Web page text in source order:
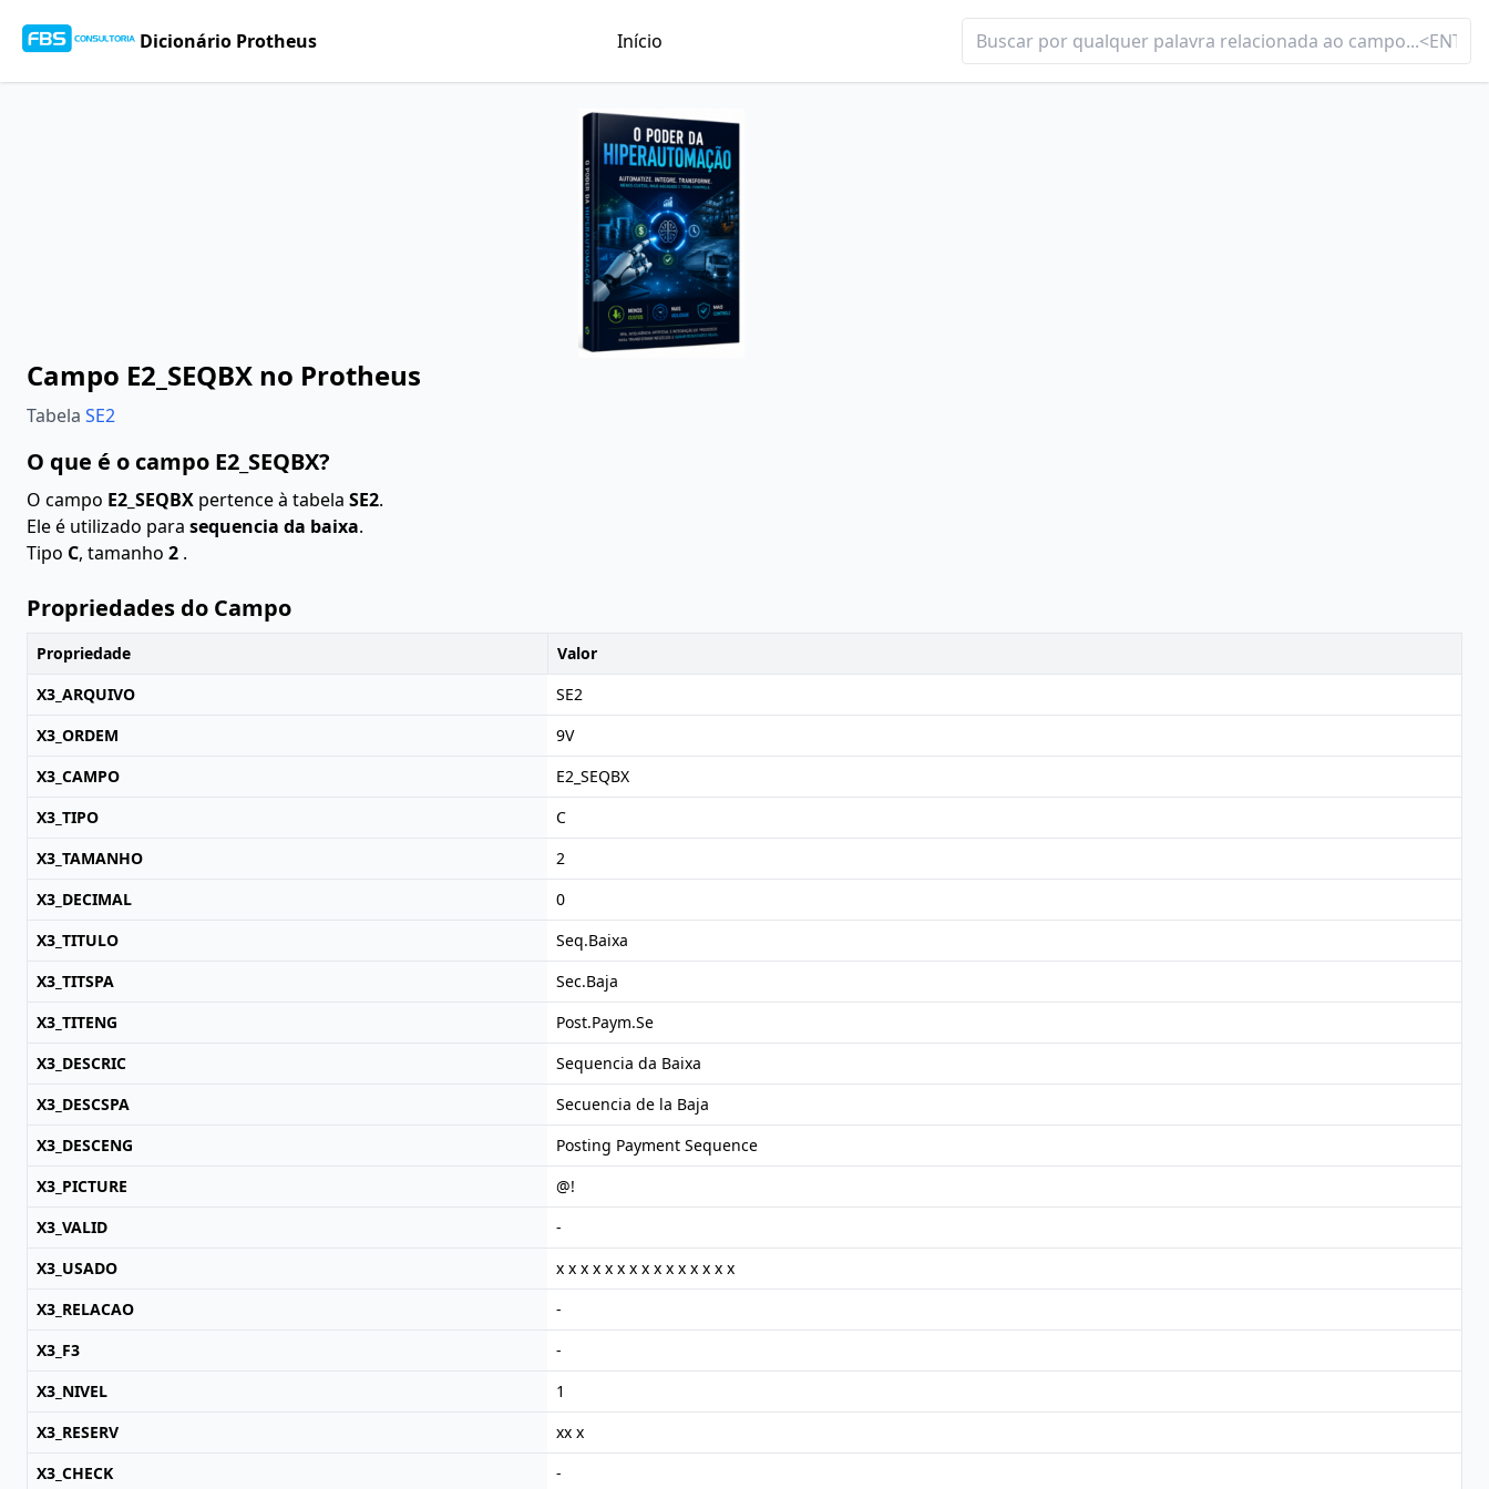
Dicionário Protheus Início
Campo E2_SEQBX no Protheus
Tabela SE2
O que é o campo E2_SEQBX?
O campo E2_SEQBX pertence à tabela SE2.
Ele é utilizado para sequencia da baixa.
Tipo C, tamanho 2 .
Propriedades do Campo
Propriedade
Valor
X3_ARQUIVO
SE2
X3_ORDEM
9V
X3_CAMPO
E2_SEQBX
X3_TIPO
C
X3_TAMANHO
2
X3_DECIMAL
0
X3_TITULO
Seq.Baixa
X3_TITSPA
Sec.Baja
X3_TITENG
Post.Paym.Se
X3_DESCRIC
Sequencia da Baixa
X3_DESCSPA
Secuencia de la Baja
X3_DESCENG
Posting Payment Sequence
X3_PICTURE
@!
X3_VALID
-
X3_USADO
x x x x x x x x x x x x x x x
X3_RELACAO
-
X3_F3
-
X3_NIVEL
1
X3_RESERV
xx x
X3_CHECK
-